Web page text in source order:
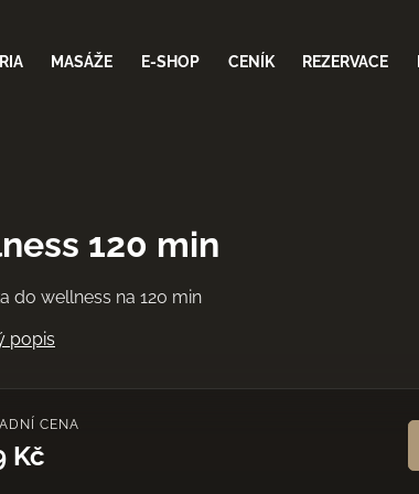
MASÁŽE E-SHOP CENÍK REZERVACE
120 min
do wellness na 120 min
popis
CENA
Kč